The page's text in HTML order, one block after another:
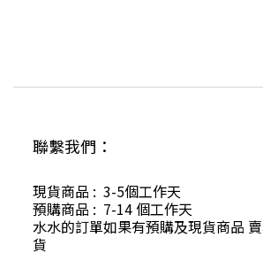
聯繫我們：
現貨商品 : 3-5個工作天
預購商品 : 7-14 個工作天
水水的訂單如果有預購及現貨商品
貨